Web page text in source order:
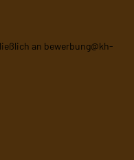
an bewerbung@kh-